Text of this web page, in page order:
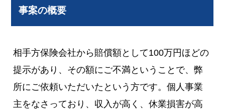
事案の概要
相手方保険会社から賠償額として100万円ほどの
提示があり、その額にご不満ということで、弊
所にご依頼いただいたという方です。個人事業
主をなさっており、収入が高く、休業損害が高